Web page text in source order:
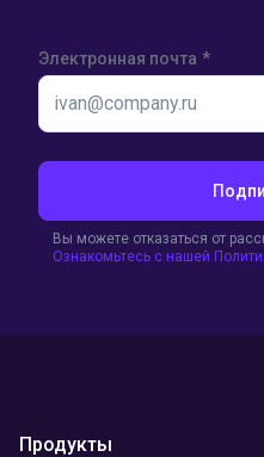
Электронная почта *
Вы можете отказаться от
Ознакомьтесь с нашей
Продукты